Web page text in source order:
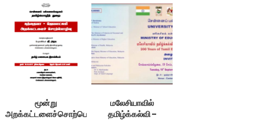
மூன்று
அறக்கட்டளைச்சொற்பொழிவுகள், சென்னை
மலேசியாவில்
தமிழ்க்கல்வி –